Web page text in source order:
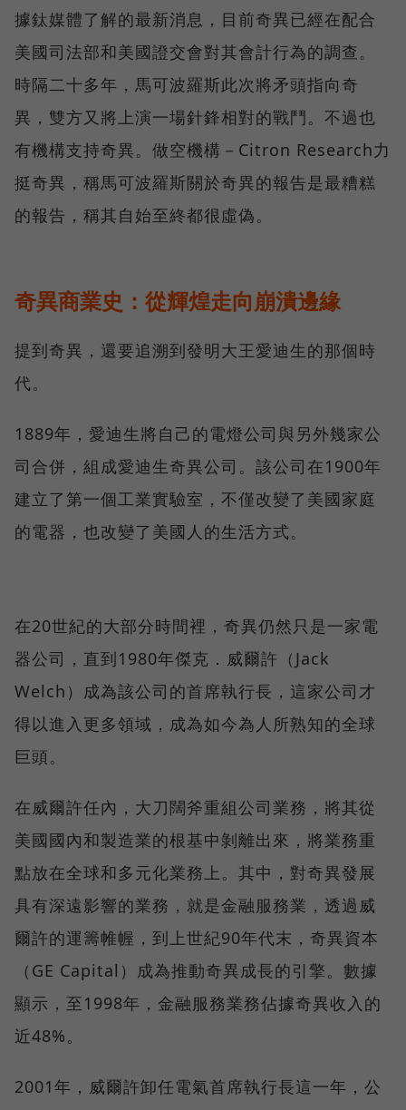
據鈦媒體了解的最新消息，目前奇異已經在配合
美國司法部和美國證交會對其會計行為的調查。
時隔二十多年，馬可波羅斯此次將矛頭指向奇
異，雙方又將上演一場針鋒相對的戰鬥。不過也
有機構支持奇異。做空機構－Citron Research力
挺奇異，稱馬可波羅斯關於奇異的報告是最糟糕
的報告，稱其自始至終都很虛偽。
奇異商業史：從輝煌走向崩潰邊緣
提到奇異，還要追溯到發明大王愛迪生的那個時
代。
1889年，愛迪生將自己的電燈公司與另外幾家公
司合併，組成愛迪生奇異公司。該公司在1900年
建立了第一個工業實驗室，不僅改變了美國家庭
的電器，也改變了美國人的生活方式。
在20世紀的大部分時間裡，奇異仍然只是一家電
器公司，直到1980年傑克．威爾許（Jack
Welch）成為該公司的首席執行長，這家公司才
得以進入更多領域，成為如今為人所熟知的全球
巨頭。
在威爾許任內，大刀闊斧重組公司業務，將其從
美國國內和製造業的根基中剝離出來，將業務重
點放在全球和多元化業務上。其中，對奇異發展
具有深遠影響的業務，就是金融服務業，透過威
爾許的運籌帷幄，到上世紀90年代末，奇異資本
（GE Capital）成為推動奇異成長的引擎。數據
顯示，至1998年，金融服務業務佔據奇異收入的
近48%。
2001年，威爾許卸任電氣首席執行長這一年，公